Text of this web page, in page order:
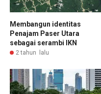
Membangun identitas
Penajam Paser Utara
sebagai serambi IKN
2 tahun lalu